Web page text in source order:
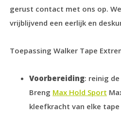
gerust contact met ons op.
vrijblijvend een eerlijk en
Toepassing Walker Tape
Voorbereiding: reinig
Breng Max Hold Sport
kleefkracht van elke